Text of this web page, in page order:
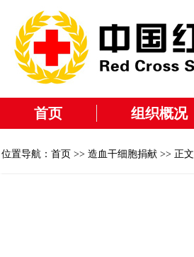
首页 组织概况
位置导航： 首页 >> 造血干细胞捐献 >> 正文